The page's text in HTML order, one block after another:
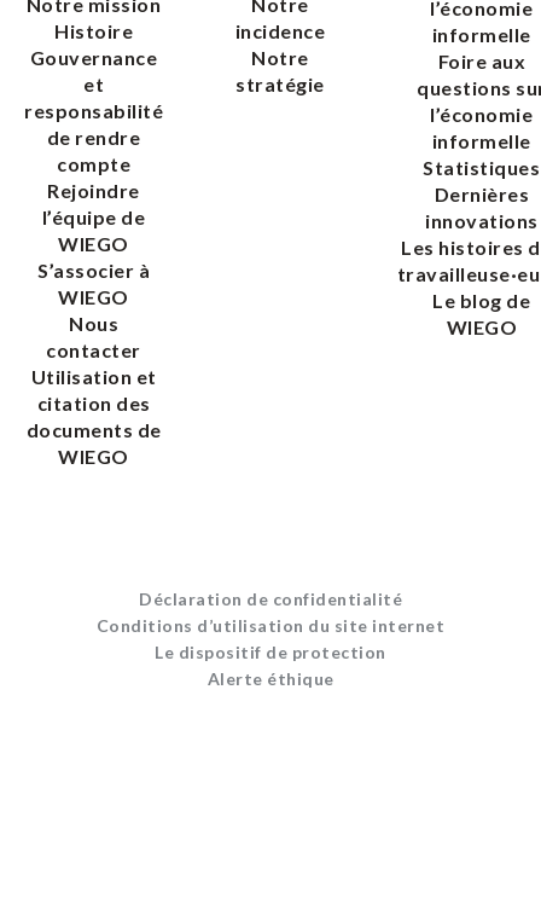
Notre mission
Histoire
Gouvernance
et
responsabilité
de rendre
compte
Rejoindre
l’équipe de
WIEGO
S’associer à
WIEGO
Nous
contacter
Utilisation et
citation des
documents de
WIEGO
Notre
incidence
Notre
stratégie
l’économie
informelle
Foire aux
questions
l’économie
informelle
Statistiques
Dernières
innovations
Les histoires
Le blog de
WIEGO
Déclaration de confidentialité
Conditions d’utilisation du site internet
Le dispositif de protection
Alerte éthique